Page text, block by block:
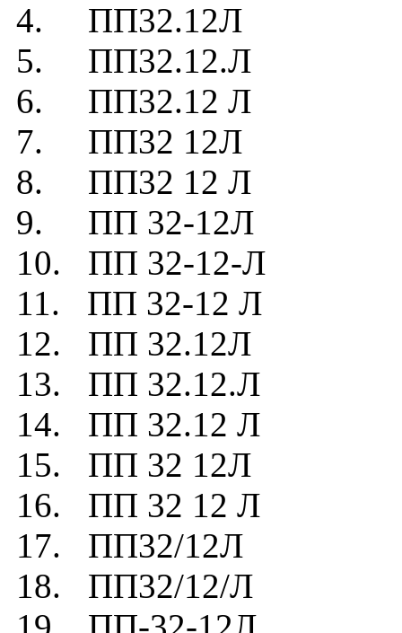
4. ПП32.12Л
5. ПП32.12.Л
6. ПП32.12 Л
7. ПП32 12Л
8. ПП32 12 Л
9. ПП 32-12Л
10. ПП 32-12-Л
11. ПП 32-12 Л
12. ПП 32.12Л
13. ПП 32.12.Л
14. ПП 32.12 Л
15. ПП 32 12Л
16. ПП 32 12 Л
17. ПП32/12Л
18. ПП32/12/Л